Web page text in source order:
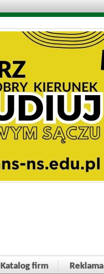
Katalog firm Reklama